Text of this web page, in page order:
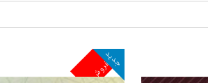
پرفروش
جدید